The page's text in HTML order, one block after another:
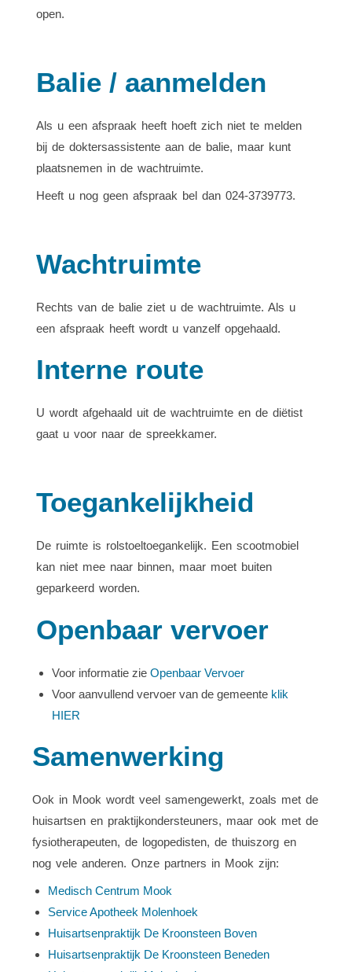
open.
Balie / aanmelden
Als u een afspraak heeft hoeft zich niet te melden
bij de doktersassistente aan de balie, maar kunt
plaatsnemen in de wachtruimte.
Heeft u nog geen afspraak bel dan 024-3739773.
Wachtruimte
Rechts van de balie ziet u de wachtruimte. Als u
een afspraak heeft wordt u vanzelf opgehaald.
Interne route
U wordt afgehaald uit de wachtruimte en de diëtist
gaat u voor naar de spreekkamer.
Toegankelijkheid
De ruimte is rolstoeltoegankelijk. Een scootmobiel
kan niet mee naar binnen, maar moet buiten
geparkeerd worden.
Openbaar vervoer
Voor informatie zieOpenbaar Vervoer
Voor aanvullend vervoer van de gemeente klik
HIER
Samenwerking
Ook in Mook wordt veel samengewerkt, zoals met de
huisartsen en praktijkondersteuners, maar ook met de
fysiotherapeuten, de logopedisten, de thuiszorg en
nog vele anderen. Onze partners in Mook zijn:
Medisch Centrum Mook
Service Apotheek Molenhoek
Huisartsenpraktijk De Kroonsteen Boven
Huisartsenpraktijk De Kroonsteen Beneden